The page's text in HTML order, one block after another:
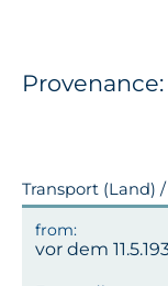
Provenance:
Transport (Land)
vor dem